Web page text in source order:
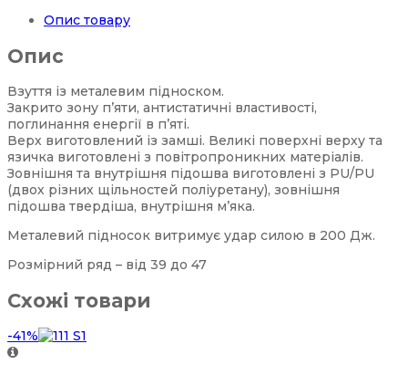
Опис товару
Опис
Взуття із металевим підноском.
Закрито зону п’яти, антистатичні властивості,
поглинання енергії в п’яті.
Верх виготовлений із замші. Великі поверхні верху та
язичка виготовлені з повітропроникних матеріалів.
Зовнішня та внутрішня підошва виготовлені з PU/PU
(двох різних щільностей поліуретану), зовнішня
підошва твердіша, внутрішня м’яка.
Металевий підносок витримує удар силою в 200 Дж.
Розмірний ряд – від 39 до 47
Схожі товари
-41%